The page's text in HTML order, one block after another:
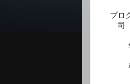
大
西村
服部